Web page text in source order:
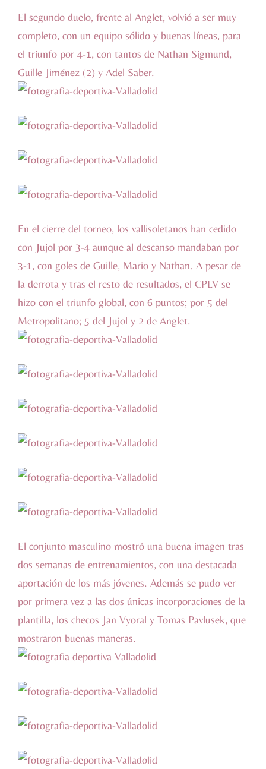
El segundo duelo, frente al Anglet, volvió a ser muy
completo, con un equipo sólido y buenas líneas, para
el triunfo por 4-1, con tantos de Nathan Sigmund,
Guille Jiménez (2) y Adel Saber.
En el cierre del torneo, los vallisoletanos han cedido
con Jujol por 3-4 aunque al descanso mandaban por
3-1, con goles de Guille, Mario y Nathan. A pesar de
la derrota y tras el resto de resultados, el CPLV se
hizo con el triunfo global, con 6 puntos; por 5 del
Metropolitano; 5 del Jujol y 2 de Anglet.
El conjunto masculino mostró una buena imagen tras
dos semanas de entrenamientos, con una destacada
aportación de los más jóvenes. Además se pudo ver
por primera vez a las dos únicas incorporaciones de la
plantilla, los checos Jan Vyoral y Tomas Pavlusek, que
mostraron buenas maneras.